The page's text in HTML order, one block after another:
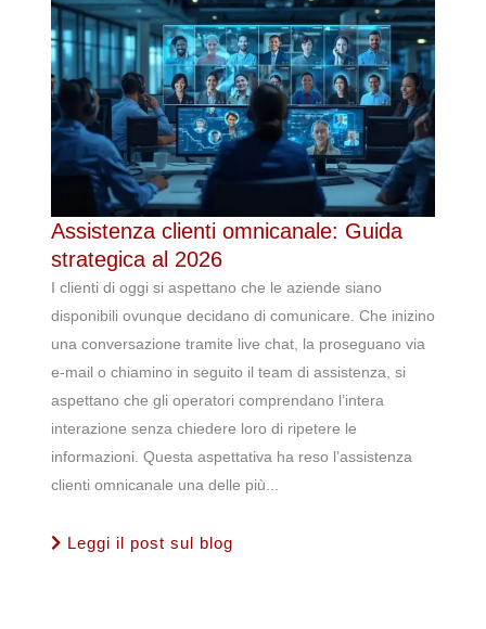
Assistenza clienti omnicanale: Guida
strategica al 2026
I clienti di oggi si aspettano che le aziende siano
disponibili ovunque decidano di comunicare. Che inizino
una conversazione tramite live chat, la proseguano via
e-mail o chiamino in seguito il team di assistenza, si
aspettano che gli operatori comprendano l’intera
interazione senza chiedere loro di ripetere le
informazioni. Questa aspettativa ha reso l’assistenza
clienti omnicanale una delle più...
Leggi il post sul blog